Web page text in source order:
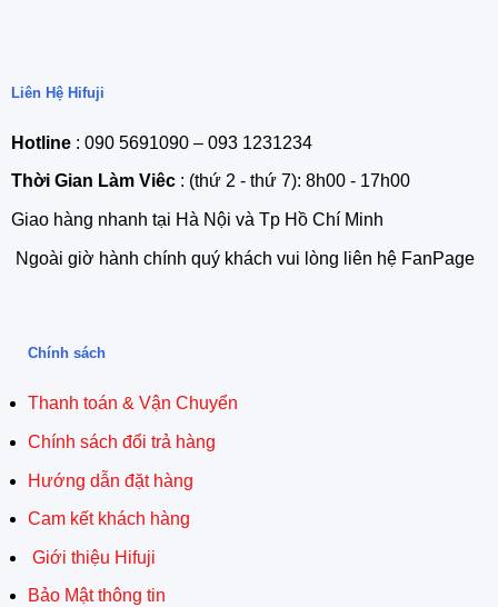
Liên Hệ Hifuji
Hotline: 090 5691090 – 093 1231234
Thời Gian Làm Viêc: (thứ 2 - thứ 7): 8h00 - 17h00
Giao hàng nhanh tại Hà Nội và Tp Hồ Chí Minh
Ngoài giờ hành chính quý khách vui lòng liên hệ FanPage
Chính sách
Thanh toán & Vận Chuyển
Chính sách đổi trả hàng
Hướng dẫn đặt hàng
Cam kết khách hàng
Giới thiệu Hifuji
Bảo Mật thông tin